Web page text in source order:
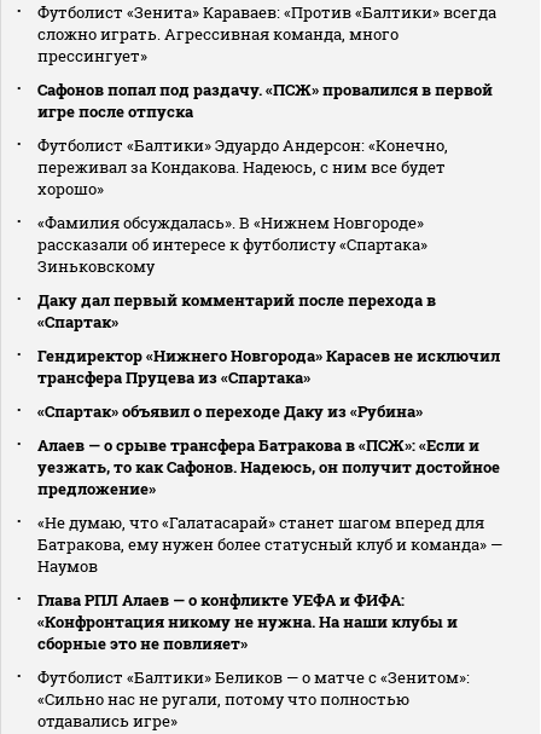
Футболист «Зенита» Караваев: «Против «Балтики» всегда
сложно играть. Агрессивная команда, много
прессингует»
Сафонов попал под раздачу. «ПСЖ» провалился в первой
игре после отпуска
Футболист «Балтики» Эдуардо Андерсон: «Конечно,
переживал за Кондакова. Надеюсь, с ним все будет
хорошо»
«Фамилия обсуждалась». В «Нижнем Новгороде»
рассказали об интересе к футболисту «Спартака»
Зиньковскому
Даку дал первый комментарий после перехода в
«Спартак»
Гендиректор «Нижнего Новгорода» Карасев не исключил
трансфера Пруцева из «Спартака»
«Спартак» объявил о переходе Даку из «Рубина»
Алаев — о срыве трансфера Батракова в «ПСЖ»: «Если и
уезжать, то как Сафонов. Надеюсь, он получит достойное
предложение»
«Не думаю, что «Галатасарай» станет шагом вперед для
Батракова, ему нужен более статусный клуб и команда» —
Наумов
Глава РПЛ Алаев — о конфликте УЕФА и ФИФА:
«Конфронтация никому не нужна. На наши клубы и
сборные это не повлияет»
Футболист «Балтики» Беликов — о матче с «Зенитом»:
«Сильно нас не ругали, потому что полностью
отдавались игре»